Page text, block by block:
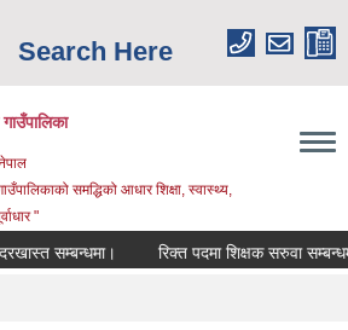
Search Here
समद्धिको आधार शिक्षा, स्‍वास्‍थ्‍य,
"
सम्बन्धमा। रिक्त पदमा शिक्षक सरुवा सम्बन्धमा।